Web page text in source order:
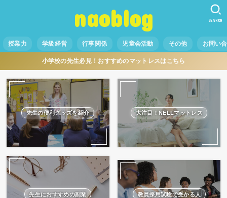
naoblog
授業力 学級経営 行事関係 児童会活動 その他 お問い
SEARCH
小学校の先生必見！おすすめのマットレスはこちら
先生の便利グッズを紹介 大注目！NELLマットレス
先生におすすめの副業 教員採用試験で受かる人